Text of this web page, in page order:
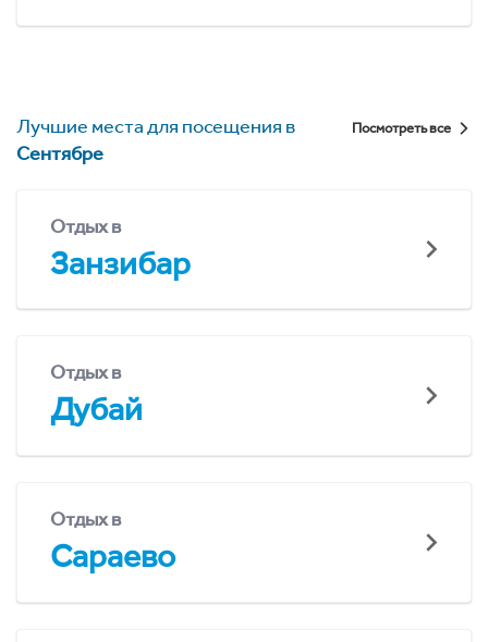
Лучшие места для посещения в
Сентябре
Посмотреть все
Отдых в
Занзибар
Отдых в
Дубай
Отдых в
Сараево